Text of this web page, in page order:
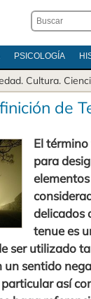
PSICOLOGÍA
. Cultura.
de
El
para
delicados
tenue es
ser utilizado
un sentido
así